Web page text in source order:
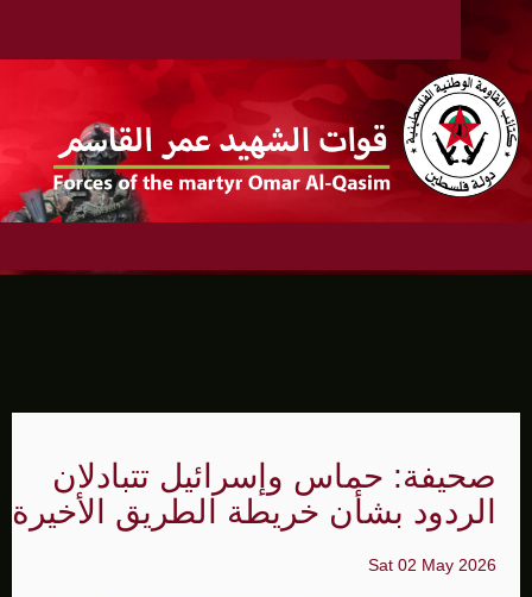
صحيفة: حماس وإسرائيل تتبادلان
الردود بشأن خريطة الطريق الأخيرة
Sat 02 May 2026